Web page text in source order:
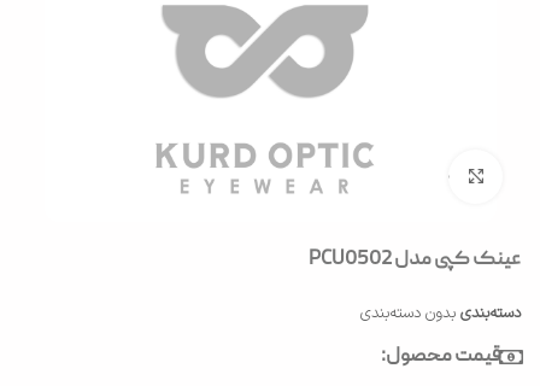
بزرگنمایی تصویر
عینک کپی مدل PCU0502
دسته‌بندی بدون دسته‌بندی
قیمت محصول: